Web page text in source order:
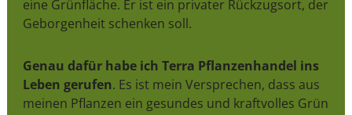
eine Grünfläche. Er ist ein privater Rückzugsort, der
Geborgenheit schenken soll.
Genau dafür habe ich Terra Pflanzenhandel ins
Leben gerufen. Es ist mein Versprechen, dass aus
meinen Pflanzen ein gesundes und kraftvolles Grün